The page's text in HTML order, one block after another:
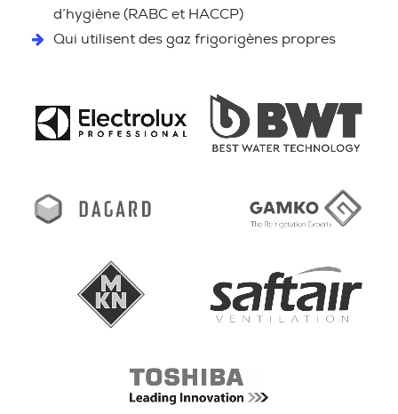
d’hygiène (RABC et HACCP)
Qui utilisent des gaz frigorigènes propres